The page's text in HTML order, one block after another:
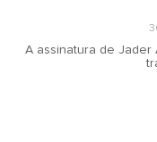
A assinatura de Jader